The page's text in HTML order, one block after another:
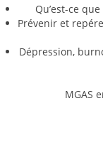
Qu’est-ce
Prévenir et
Dépression,
MGAS